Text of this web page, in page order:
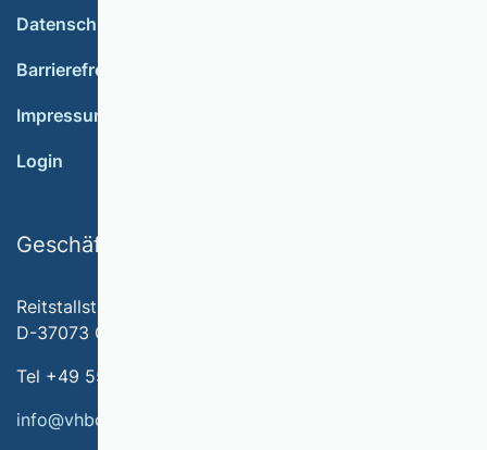
Datenschutz
Barrierefreiheit
Impressum
Login
Geschäftsstelle
Reitstallstr. 7
D-37073 Göttingen
Tel +49 551 79778-566
info@vhbonline.org